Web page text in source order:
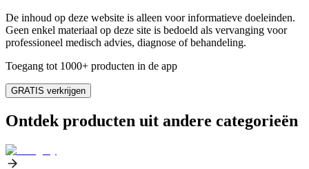
De inhoud op deze website is alleen voor informatieve doeleinden.
Geen enkel materiaal op deze site is bedoeld als vervanging voor
professioneel medisch advies, diagnose of behandeling.
Toegang tot 1000+ producten in de app
GRATIS verkrijgen
Ontdek producten uit andere categorieën